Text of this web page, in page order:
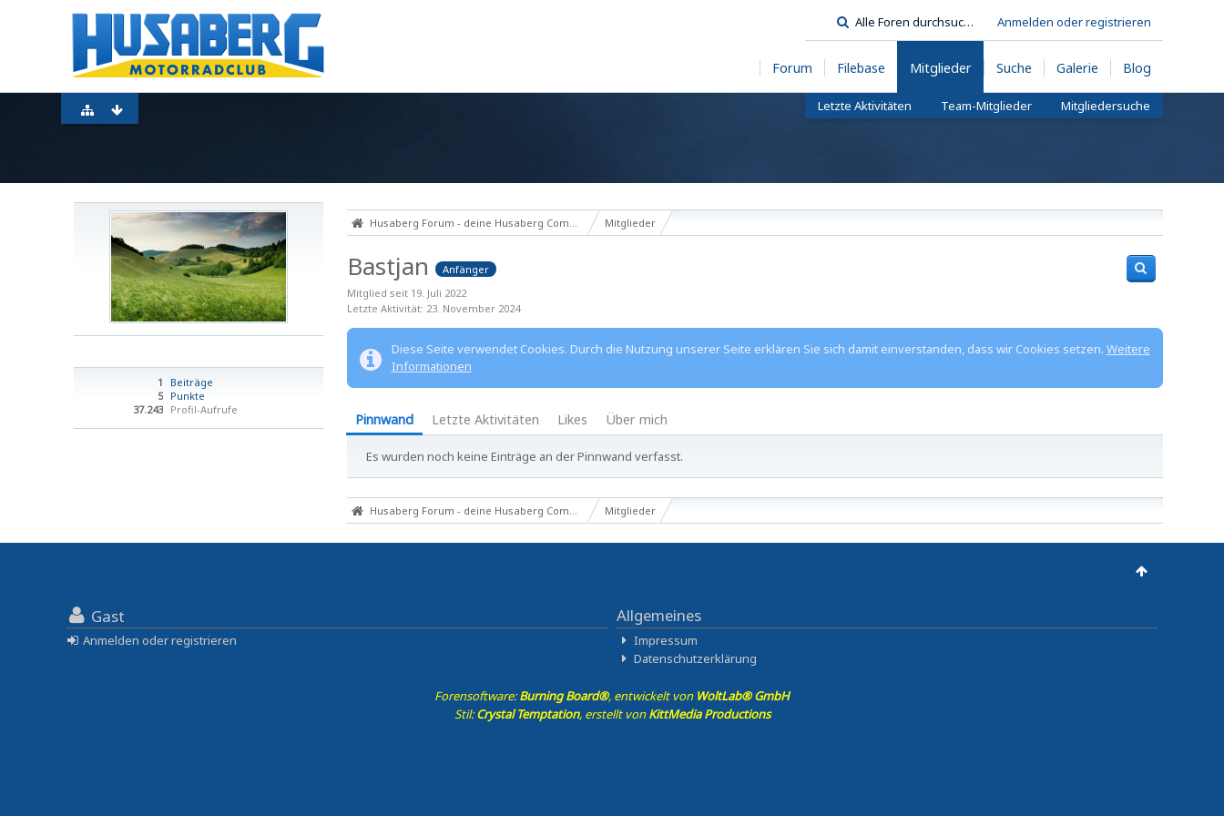
Anmelden oder registrieren
Forum Filebase Mitglieder
Letzte Aktivitäten Team-Mitglieder Mitgliedersuche
Suche Galerie Blog
Beiträge
1
Punkte
5
Profil-Aufrufe
37.243
Husaberg Forum - deine Husaberg Community Mitglieder
Bastjan
Anfänger
Mitglied seit 19. Juli 2022
Letzte Aktivität 23. November 2024
Diese Seite verwendet Cookies. Durch die Nutzung unserer Seite erklären Sie sich damit einverstanden, dass wir Cookies setzen. Weitere
Informationen
Pinnwand Letzte Aktivitäten Likes Über mich
Es wurden noch keine Einträge an der Pinnwand verfasst.
Husaberg Forum - deine Husaberg Community Mitglieder
Gast
Anmelden oder registrieren
Allgemeines
Impressum
Datenschutzerklärung
Forensoftware:Burning Board®, entwickelt von WoltLab® GmbH
Stil:Crystal Temptation, erstellt vonKittMedia Productions